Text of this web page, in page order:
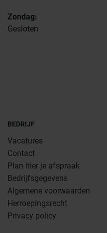
Zondag:
Gesloten
BEDRIJF
Vacatures
Contact
Plan hier je afspraak
Bedrijfsgegevens
Algemene voorwaarden
Herroepingsrecht
Privacy policy